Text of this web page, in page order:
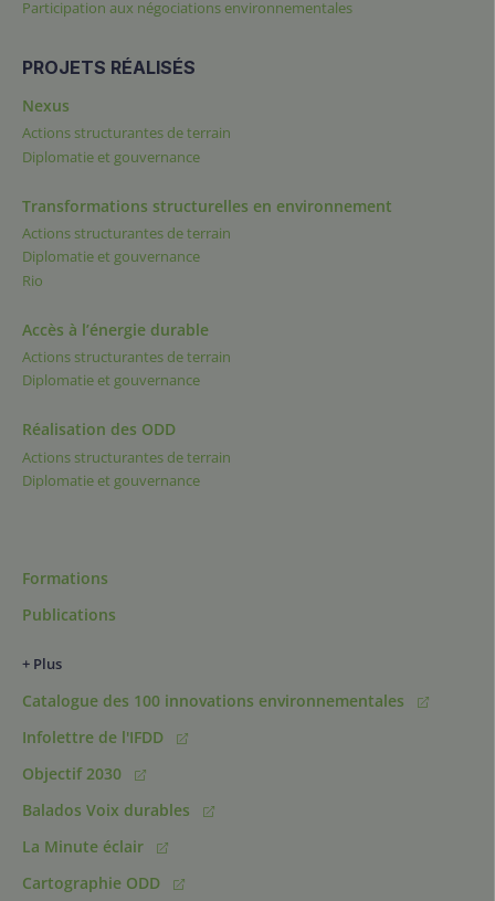
Participation aux négociations environnementales
PROJETS RÉALISÉS
Nexus
Actions structurantes de terrain
Diplomatie et gouvernance
Transformations structurelles en environnement
Actions structurantes de terrain
Diplomatie et gouvernance
Rio
Accès à l’énergie durable
Actions structurantes de terrain
Diplomatie et gouvernance
Réalisation des ODD
Actions structurantes de terrain
Diplomatie et gouvernance
Formations
Publications
+ Plus
Catalogue des 100 innovations environnementales
Infolettre de l'IFDD
Objectif 2030
Balados Voix durables
La Minute éclair
Cartographie ODD